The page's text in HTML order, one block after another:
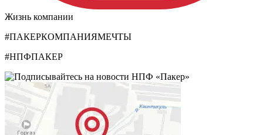
Жизнь компании
#ПАКЕРКОМПАНИЯМЕЧТЫ
#НПФПАКЕР